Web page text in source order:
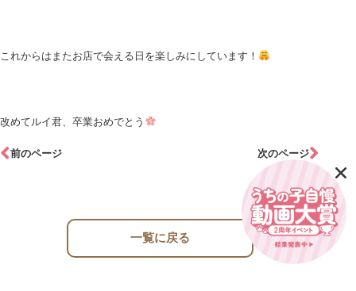
これからはまたお店で会える日を楽しみにしています！
改めてルイ君、卒業おめでとう
前のページ 次のページ
一覧に戻る